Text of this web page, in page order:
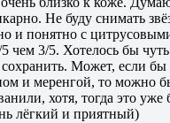
Не буду снимать
и понятно с
5 чем 3/5. Хотелось бы
Может, если бы
и меренгой, то можно
хотя, тогда это уже
лёгкий и приятный)